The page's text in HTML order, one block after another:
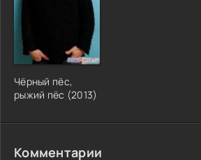
Чёрный пёс,
рыжий пёс (2013)
Комментарии